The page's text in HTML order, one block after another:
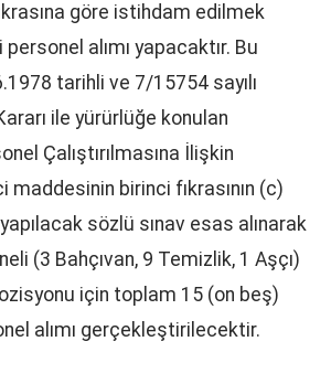
göre istihdam edilmek
alımı yapacaktır. Bu
tarihli ve 7/15754 sayılı
ile yürürlüğe konulan
Çalıştırılmasına İlişkin
maddesinin birinci fıkrasının (c)
sözlü sınav esas alınarak
(3 Bahçıvan, 9 Temizlik, 1 Aşçı)
için toplam 15 (on beş)
alımı gerçekleştirilecektir.